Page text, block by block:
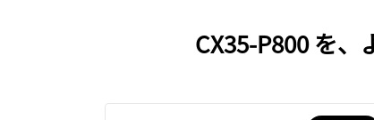
CX35-P800 を、